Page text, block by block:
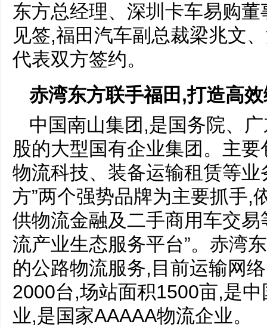
东方总经理、深圳卡车易购
见签,福田汽车副总裁梁兆文
代表双方签约。
赤湾东方联手福田,打造高
中国南山集团,是国务院、
股的大型国有企业集团。主
物流科技、装备运输租赁等业
方”两个强势品牌为主要抓手,
供物流金融及二手商用车交
流产业生态服务平台”。赤湾
的公路物流服务,目前运输网
2000台,场站面积1500亩,是
业,是国家AAAAA物流企业。